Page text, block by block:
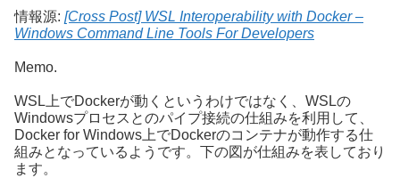
情報源: [Cross Post] WSL Interoperability with Docker –
Windows Command Line Tools For Developers
Memo.
WSL上でDockerが動くというわけではなく、WSLの
Windowsプロセスとのパイプ接続の仕組みを利用して、
Docker for Windows上でDockerのコンテナが動作する仕
組みとなっているようです。下の図が仕組みを表しており
ます。